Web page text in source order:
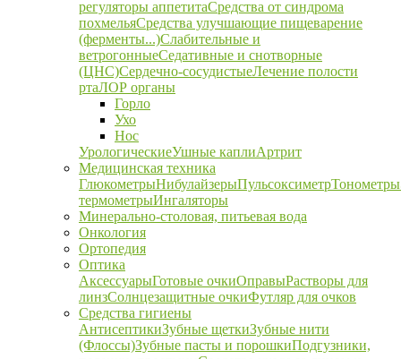
регуляторы аппетитаСредства от синдрома
похмельяСредства улучшающие пищеварение
(ферменты...)Слабительные и
ветрогонныеСедативные и снотворные
(ЦНС)Сердечно-сосудистыеЛечение полости
ртаЛОР органы
Горло
Ухо
Нос
УрологическиеУшные каплиАртрит
Медицинская техника
ГлюкометрыНибулайзерыПульсоксиметрТонометры
термометрыИнгаляторы
Минерально-столовая, питьевая вода
Онкология
Ортопедия
Оптика
АксессуарыГотовые очкиОправыРастворы для
линзСолнцезащитные очкиФутляр для очков
Средства гигиены
АнтисептикиЗубные щеткиЗубные нити
(Флоссы)Зубные пасты и порошкиПодгузники,